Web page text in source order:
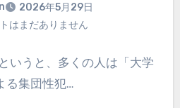
2026年5月29日
はまだありません
いうと、多くの人は「大学
る集団性犯…